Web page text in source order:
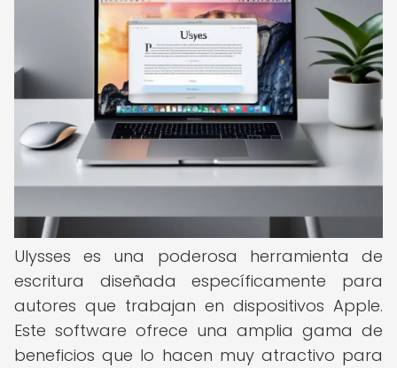
Ulysses es una poderosa herramienta de
escritura diseñada específicamente para
autores que trabajan en dispositivos Apple.
Este software ofrece una amplia gama de
beneficios que lo hacen muy atractivo para